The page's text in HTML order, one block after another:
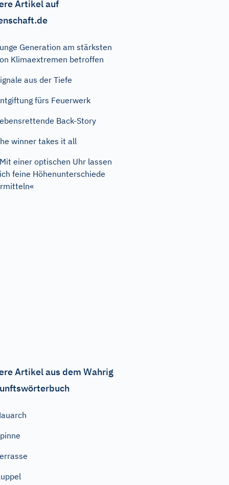
Artikel auf
Generation am stärksten
Klimaextremen betroffen
aus der Tiefe
fürs Feuerwerk
Back-Story
winner takes it all
einer optischen Uhr lassen
feine Höhenunterschiede
Artikel aus dem Wahrig